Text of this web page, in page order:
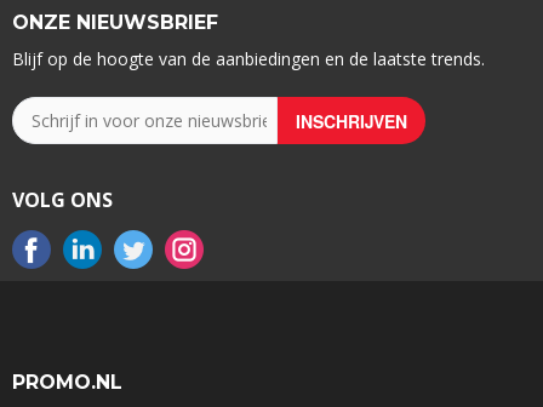
ONZE NIEUWSBRIEF
Blijf op de hoogte van de aanbiedingen en de laatste trends.
VOLG ONS
PROMO.NL